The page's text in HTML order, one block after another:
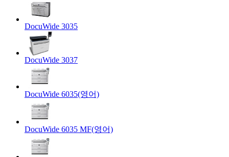
DocuWide 3035
DocuWide 3037
DocuWide 6035(영어)
DocuWide 6035 MF(영어)